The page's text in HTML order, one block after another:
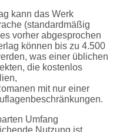
kann das Werk
(standardmäßig
vorher abgesprochen
können bis zu 4.500
was einer üblichen
die kostenlos
mit nur einer
Umfang